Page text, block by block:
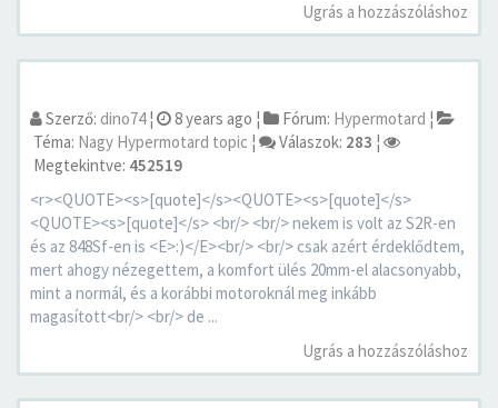
Ugrás a hozzászóláshoz
Szerző: dino74¦ 8 years ago ¦ Fórum: Hypermotard ¦
Téma: Nagy Hypermotard topic ¦ Válaszok: 283 ¦
Megtekintve: 452519
<r><QUOTE><s>[quote]</s><QUOTE><s>[quote]</s>
<QUOTE><s>[quote]</s> <br/> <br/> nekem is volt az S2R-en
és az 848Sf-en is <E>:)</E><br/> <br/> csak azért érdeklődtem,
mert ahogy nézegettem, a komfort ülés 20mm-el alacsonyabb,
mint a normál, és a korábbi motoroknál meg inkább
magasított<br/> <br/> de ...
Ugrás a hozzászóláshoz